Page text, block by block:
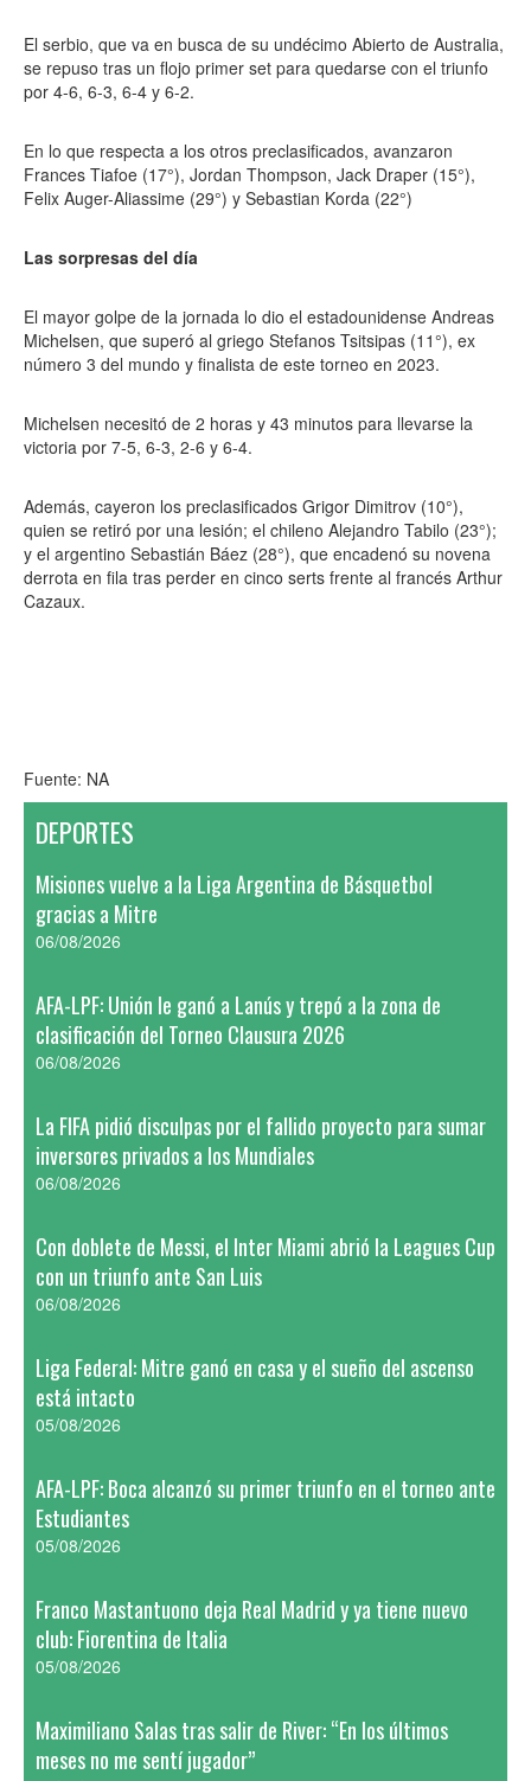
El serbio, que va en busca de su undécimo Abierto de Australia,
se repuso tras un flojo primer set para quedarse con el triunfo
por 4-6, 6-3, 6-4 y 6-2.
En lo que respecta a los otros preclasificados, avanzaron
Frances Tiafoe (17°), Jordan Thompson, Jack Draper (15°),
Felix Auger-Aliassime (29°) y Sebastian Korda (22°)
Las sorpresas del día
El mayor golpe de la jornada lo dio el estadounidense Andreas
Michelsen, que superó al griego Stefanos Tsitsipas (11°), ex
número 3 del mundo y finalista de este torneo en 2023.
Michelsen necesitó de 2 horas y 43 minutos para llevarse la
victoria por 7-5, 6-3, 2-6 y 6-4.
Además, cayeron los preclasificados Grigor Dimitrov (10°),
quien se retiró por una lesión; el chileno Alejandro Tabilo (23°);
y el argentino Sebastián Báez (28°), que encadenó su novena
derrota en fila tras perder en cinco serts frente al francés Arthur
Cazaux.
Fuente: NA
DEPORTES
Misiones vuelve a la Liga Argentina de Básquetbol
gracias a Mitre
06/08/2026
AFA-LPF: Unión le ganó a Lanús y trepó a la zona de
clasificación del Torneo Clausura 2026
06/08/2026
La FIFA pidió disculpas por el fallido proyecto para sumar
inversores privados a los Mundiales
06/08/2026
Con doblete de Messi, el Inter Miami abrió la Leagues Cup
con un triunfo ante San Luis
06/08/2026
Liga Federal: Mitre ganó en casa y el sueño del ascenso
está intacto
05/08/2026
AFA-LPF: Boca alcanzó su primer triunfo en el torneo ante
Estudiantes
05/08/2026
Franco Mastantuono deja Real Madrid y ya tiene nuevo
club: Fiorentina de Italia
05/08/2026
Maximiliano Salas tras salir de River: “En los últimos
meses no me sentí jugador”